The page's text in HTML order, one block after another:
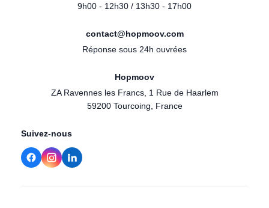
9h00 - 12h30 / 13h30 - 17h00
contact@hopmoov.com
Réponse sous 24h ouvrées
Hopmoov
ZA Ravennes les Francs, 1 Rue de Haarlem
59200 Tourcoing, France
Suivez-nous